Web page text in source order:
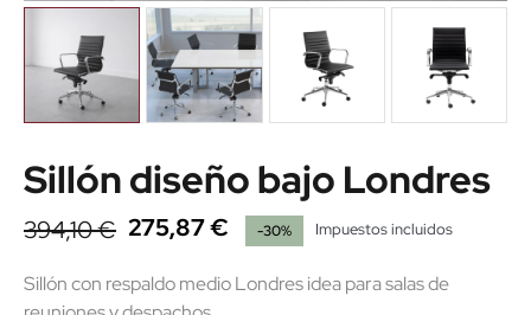
Sillón diseño bajo Londres
394,10 € 275,87 € -30% Impuestos incluidos
Sillón con respaldo medio Londres idea para salas de